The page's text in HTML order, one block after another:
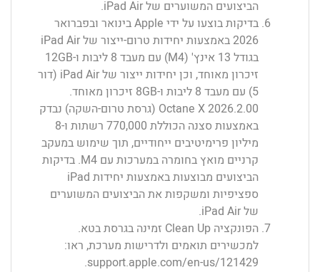
הביצועים המשוערים של iPad Air.
בדיקות בוצעו על ידי Apple בינואר ובפברואר
2026 באמצעות יחידות טרום-ייצור של iPad Air
בגודל 13 אינץ' (M4) עם מעבד 8 ליבות ו-12GB
זיכרון מאוחד, וכן יחידות ייצור של iPad Air (דור
5) עם מעבד 8 ליבות ו-8GB זיכרון מאוחד.
‏Octane X 2026.2.00 (גרסת טרום-השקה) נבדק
באמצעות סצנה הכוללת 770,000 רשתות ו-8
מיליון פרימיטיבים ייחודיים, תוך שימוש במעקב
קרניים מואץ בחומרה במערכות עם M4. בדיקות
הביצועים מבוצעות באמצעות יחידות iPad
ספציפיות ומשקפות את הביצועים המשוערים
של iPad Air.
הפונקציה Clean Up זמינה בגרסת בטא.
למכשירים תואמים ולדרישות מערכת, ראו:
support.apple.com/en-us/121429
.